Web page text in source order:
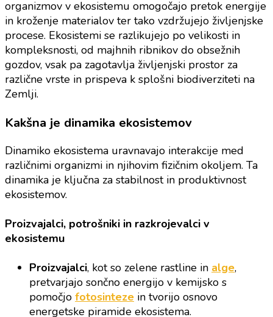
organizmov v ekosistemu omogočajo pretok energije
in kroženje materialov ter tako vzdržujejo življenjske
procese. Ekosistemi se razlikujejo po velikosti in
kompleksnosti, od majhnih ribnikov do obsežnih
gozdov, vsak pa zagotavlja življenjski prostor za
različne vrste in prispeva k splošni biodiverziteti na
Zemlji.
Kakšna je dinamika ekosistemov
Dinamiko ekosistema uravnavajo interakcije med
različnimi organizmi in njihovim fizičnim okoljem. Ta
dinamika je ključna za stabilnost in produktivnost
ekosistemov.
Proizvajalci, potrošniki in razkrojevalci v
ekosistemu
Proizvajalci, kot so zelene rastline in alge,
pretvarjajo sončno energijo v kemijsko s
pomočjo fotosinteze in tvorijo osnovo
energetske piramide ekosistema.